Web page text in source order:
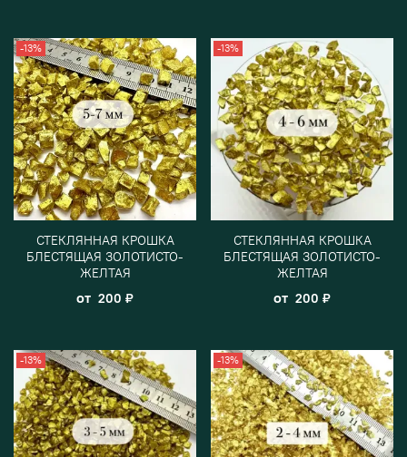
-13%
СТЕКЛЯННАЯ КРОШКА
БЛЕСТЯЩАЯ ЗОЛОТИСТО-
ЖЕЛТАЯ
от 200 ₽
-13%
СТЕКЛЯННАЯ КРОШКА
БЛЕСТЯЩАЯ ЗОЛОТИСТО-
ЖЕЛТАЯ
от 200 ₽
-13% -13%